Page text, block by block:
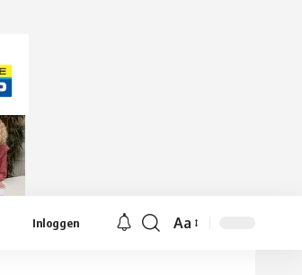
Inloggen
Lettergrootte
Aa